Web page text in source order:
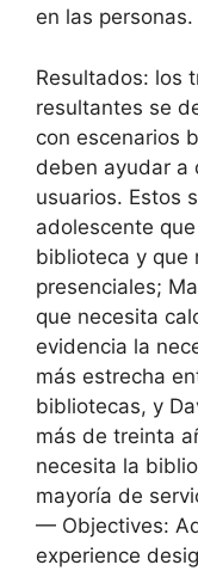
en las personas.
Resultados: los
resultantes se
con escenarios
deben ayudar a
usuarios. Estos
adolescente
biblioteca y que
presenciales;
que necesita
evidencia la
más estrecha
bibliotecas, y
más de treinta
necesita la
mayoría de
— Objectives:
experience